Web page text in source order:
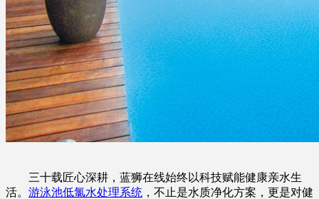
三十载匠心深耕，蓝狮在线始终以科技赋能健康亲水生
活。 游泳池低氯水处理系统 ，不止是水质净化方案，更是对健